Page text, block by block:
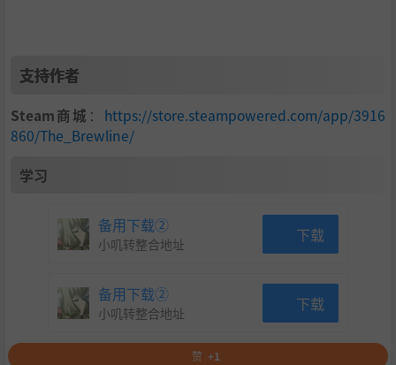
去。
支持作者
Steam商城 ： https://store.steampowered.com/app/3916
860/The_Brewline/
学习
备用下载②
小叽转整合地址 下载
备用下载②
小叽转整合地址 下载
赞 +1